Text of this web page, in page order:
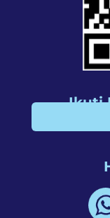
Ikuti